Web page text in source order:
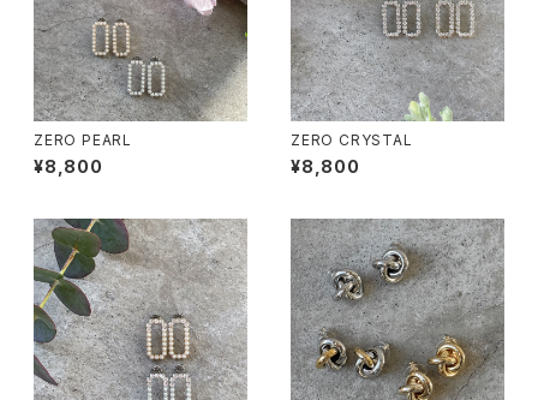
ZERO PEARL
¥8,800
ZERO CRYSTAL
¥8,800